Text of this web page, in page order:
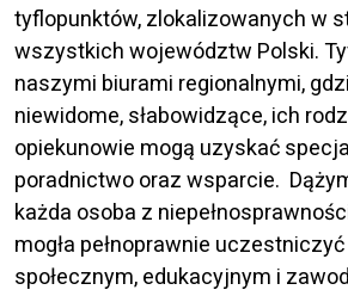
tyflopunktów, zlokalizowanych w
wszystkich województw Polski.
naszymi biurami regionalnymi,
niewidome, słabowidzące, ich
opiekunowie mogą uzyskać
poradnictwo oraz wsparcie.
każda osoba z
mogła pełnoprawnie
społecznym, edukacyjnym i